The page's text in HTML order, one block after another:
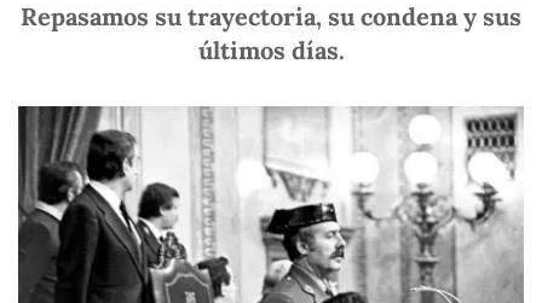
Repasamos su trayectoria, su condena y sus
últimos días.